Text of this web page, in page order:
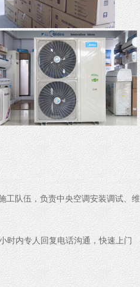
工队伍，负责中央空调安装调试、维
时内专人回复电话沟通，快速上门